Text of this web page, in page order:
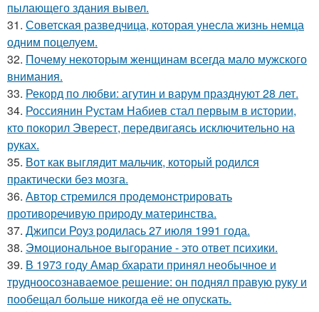
пылающего здания вывел.
31. Советская разведчица, которая унесла жизнь немца
одним поцелуем.
32. Почему некоторым женщинам всегда мало мужского
внимания.
33. Рекорд по любви: агутин и варум празднуют 28 лет.
34. Россиянин Рустам Набиев стал первым в истории,
кто покорил Эверест, передвигаясь исключительно на
руках.
35. Вот как выглядит мальчик, который родился
практически без мозга.
36. Автор стремился продемонстрировать
противоречивую природу материнства.
37. Джипси Роуз родилась 27 июля 1991 года.
38. Эмоциональное выгорание - это ответ психики.
39. В 1973 году Амар бхарати принял необычное и
трудноосознаваемое решение: он поднял правую руку и
пообещал больше никогда её не опускать.